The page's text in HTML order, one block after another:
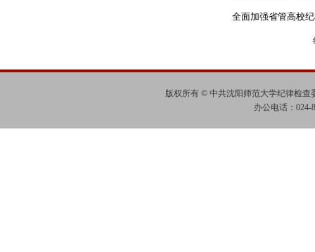
全面加强省管高校
版权所有 © 中共沈阳师范大学纪律检
办公电话：024-